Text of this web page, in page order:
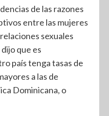
de las razones
entre las mujeres
sexuales
que es
país tenga tasas de
a las de
Dominicana, o